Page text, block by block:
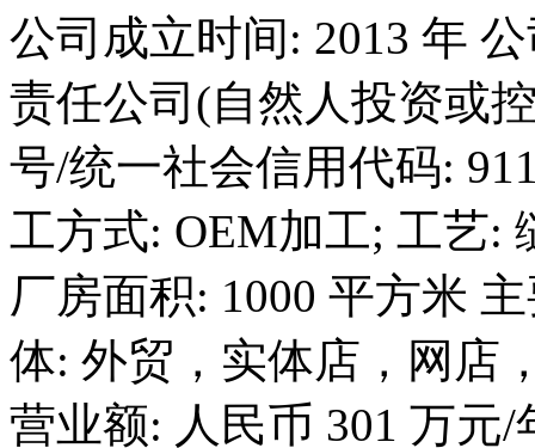
公司成立时间: 2013 年
责任公司(自然人投资或
号/统一社会信用代码:
工方式: OEM加工; 工艺:
厂房面积: 1000 平方米
体: 外贸，实体店，网店
营业额: 人民币 301 万元